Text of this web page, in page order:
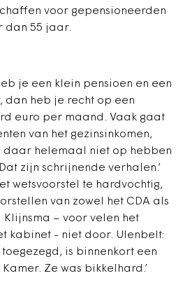
voor gepensioneerden
dan 55 jaar.
je een klein pensioen en een
heb je recht op een
euro per maand. Vaak gaat
van het gezinsinkomen,
daar helemaal niet op hebben
zijn schrijnende verhalen.’
wetsvoorstel te hardvochtig,
van zowel het CDA als
– voor velen het
kabinet - niet door. Ulenbelt:
is binnenkort een
Ze was bikkelhard.’